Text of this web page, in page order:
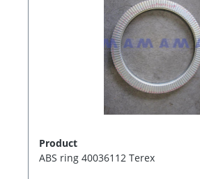
Product
ABS ring 40036112 Terex